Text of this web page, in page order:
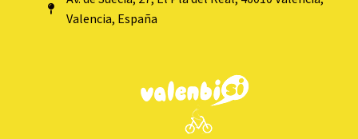
Valencia, España